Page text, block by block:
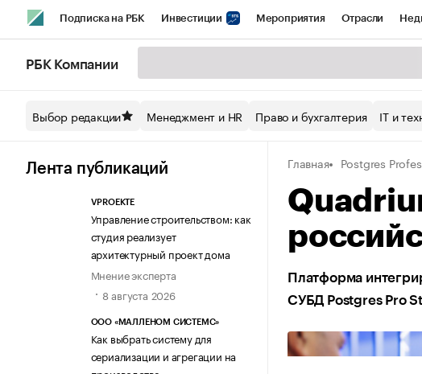
Подписка на РБК Инвестиции Мероприятия Отрасли
Спецпроекты СПб Конференции СПб Спецпроекты
Технологии и медиа Рынок наличной валюты
РБК Компании
Выбор редакции Менеджмент и HR Право и бухгалтерия IT и
Лента публикаций
VPROEKTE
Управление строительством: как
студия реализует
архитектурный проект дома
Мнение эксперта
8 августа 2026
ООО «МАЛЛЕНОМ СИСТЕМС»
Как выбрать систему для
сериализации и агрегации на
Главная Postgres
Платформа
СУБД Postgres Pro